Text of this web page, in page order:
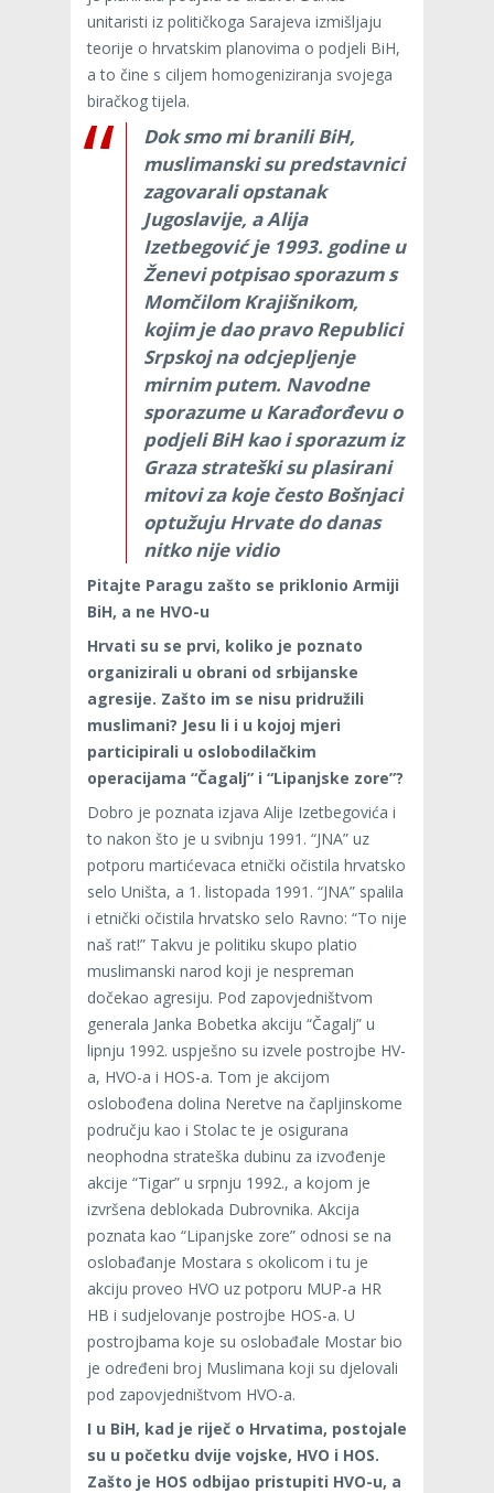
unitaristi iz političkoga Sarajeva izmišljaju
teorije o hrvatskim planovima o podjeli BiH,
a to čine s ciljem homogeniziranja svojega
biračkog tijela.
Dok smo mi branili BiH,
muslimanski su predstavnici
zagovarali opstanak
Jugoslavije, a Alija
Izetbegović je 1993. godine u
Ženevi potpisao sporazum s
Momčilom Krajišnikom,
kojim je dao pravo Republici
Srpskoj na odcjepljenje
mirnim putem. Navodne
sporazume u Karađorđevu o
podjeli BiH kao i sporazum iz
Graza strateški su plasirani
mitovi za koje često Bošnjaci
optužuju Hrvate do danas
nitko nije vidio
Pitajte Paragu zašto se priklonio Armiji
BiH, a ne HVO-u
Hrvati su se prvi, koliko je poznato
organizirali u obrani od srbijanske
agresije. Zašto im se nisu pridružili
muslimani? Jesu li i u kojoj mjeri
participirali u oslobodilačkim
operacijama “Čagalj” i “Lipanjske zore”?
Dobro je poznata izjava Alije Izetbegovića i
to nakon što je u svibnju 1991. “JNA” uz
potporu martićevaca etnički očistila hrvatsko
selo Uništa, a 1. listopada 1991. “JNA” spalila
i etnički očistila hrvatsko selo Ravno: “To nije
naš rat!” Takvu je politiku skupo platio
muslimanski narod koji je nespreman
dočekao agresiju. Pod zapovjedništvom
generala Janka Bobetka akciju “Čagalj” u
lipnju 1992. uspješno su izvele postrojbe HV-
a, HVO-a i HOS-a. Tom je akcijom
oslobođena dolina Neretve na čapljinskome
području kao i Stolac te je osigurana
neophodna strateška dubinu za izvođenje
akcije “Tigar” u srpnju 1992., a kojom je
izvršena deblokada Dubrovnika. Akcija
poznata kao “Lipanjske zore” odnosi se na
oslobađanje Mostara s okolicom i tu je
akciju proveo HVO uz potporu MUP-a HR
HB i sudjelovanje postrojbe HOS-a. U
postrojbama koje su oslobađale Mostar bio
je određeni broj Muslimana koji su djelovali
pod zapovjedništvom HVO-a.
I u BiH, kad je riječ o Hrvatima, postojale
su u početku dvije vojske, HVO i HOS.
Zašto je HOS odbijao pristupiti HVO-u, a